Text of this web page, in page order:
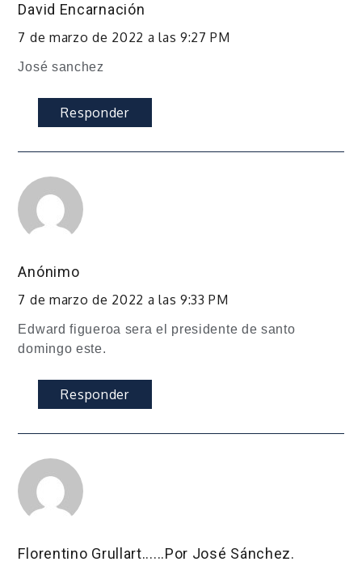
David Encarnación
7 de marzo de 2022 a las 9:27 PM
José sanchez
Responder
Anónimo
7 de marzo de 2022 a las 9:33 PM
Edward figueroa sera el presidente de santo
domingo este.
Responder
Florentino Grullart......por José Sánchez.